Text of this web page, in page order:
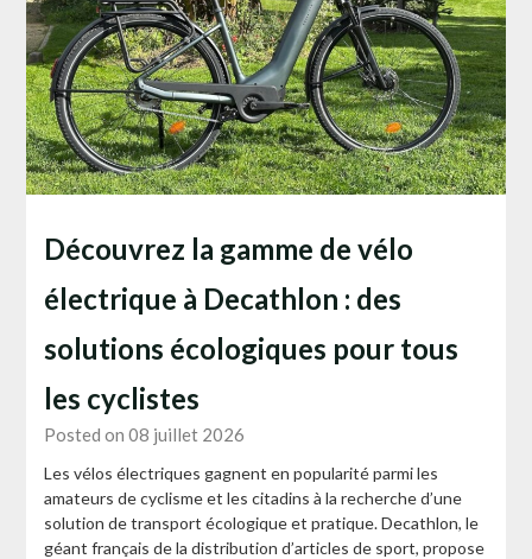
Découvrez la gamme de vélo
électrique à Decathlon : des
solutions écologiques pour tous
les cyclistes
Posted on 08 juillet 2026
Les vélos électriques gagnent en popularité parmi les
amateurs de cyclisme et les citadins à la recherche d’une
solution de transport écologique et pratique. Decathlon, le
géant français de la distribution d’articles de sport, propose